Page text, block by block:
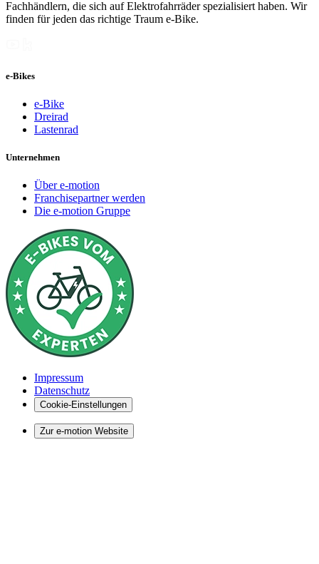
Fachhändlern, die sich auf Elektrofahrräder spezialisiert haben. Wir
finden für jeden das richtige Traum e-Bike.
e-Bikes
e-Bike
Dreirad
Lastenrad
Unternehmen
Über e-motion
Franchisepartner werden
Die e-motion Gruppe
Impressum
Datenschutz
Cookie-Einstellungen
Zur e-motion Website